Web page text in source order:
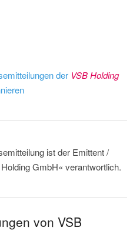
der VSB Holding
ist der Emittent /
GmbH« verantwortlich.
von VSB